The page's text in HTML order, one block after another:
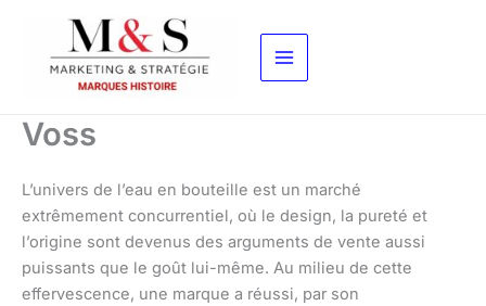
contenu
Voss
L’univers de l’eau en bouteille est un marché
extrêmement concurrentiel, où le design, la pureté et
l’origine sont devenus des arguments de vente aussi
puissants que le goût lui-même. Au milieu de cette
effervescence, une marque a réussi, par son